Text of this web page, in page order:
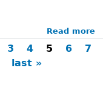
Read more
3 4 5 6
7
last »